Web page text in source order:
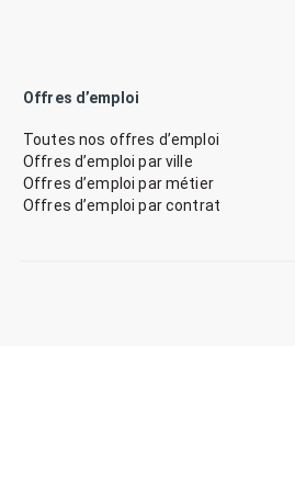
Offres d’emploi
Toutes nos offres d’emploi
Offres d’emploi par ville
Offres d’emploi par métier
Offres d’emploi par contrat